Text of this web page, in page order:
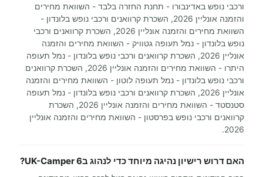
ורכבי נופש באדינבורו - תחנת החזרה בלבד - השוואת מחירים
והזמנה אונליין 2026, השכרת קרוואנים ורכבי נופש בלונדון -
השוואת מחירים והזמנה אונליין 2026, השכרת קרוואנים ורכבי
נופש בלונדון - נמל תעופה גטוויק - השוואת מחירים והזמנה
אונליין 2026, השכרת קרוואנים ורכבי נופש בלונדון - נמל תעופה
היתרו - השוואת מחירים והזמנה אונליין 2026, השכרת קרוואנים
ורכבי נופש בלונדון - נמל תעופה לוטון - השוואת מחירים והזמנה
אונליין 2026, השכרת קרוואנים ורכבי נופש בלונדון - נמל תעופה
סטנסטד - השוואת מחירים והזמנה אונליין 2026, השכרת
קרוואנים ורכבי נופש בפרסטון - השוואת מחירים והזמנה אונליין
2026.
האם דרוש רישיון נהיגה מיוחד כדי לנהוג בUK-Camper 6?